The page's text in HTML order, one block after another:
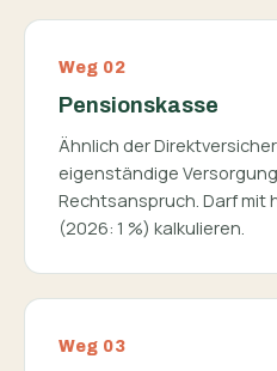
Weg 02
Pensionskasse
Ähnlich der
eigenständige
Rechtsanspruch. Darf mit
(2026: 1 %) kalkulieren.
Weg 03